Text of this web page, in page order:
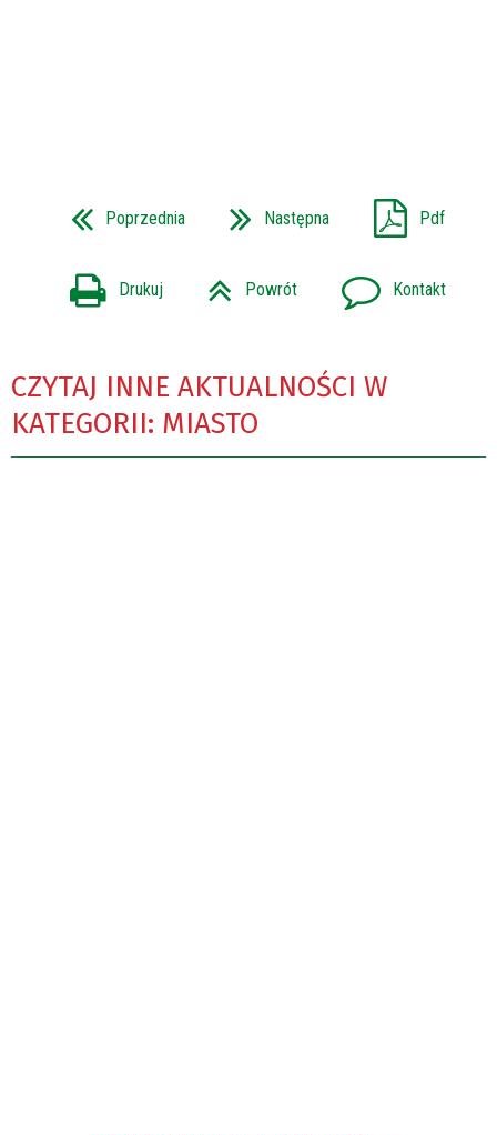
Poprzednia Następna Pdf
Drukuj Powrót Kontakt
CZYTAJ INNE AKTUALNOŚCI W
KATEGORII: MIASTO